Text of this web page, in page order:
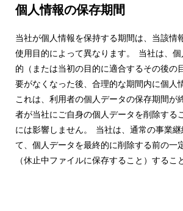
個人情報の保存期間
当社が個人情報を保持する期間は、当該情
使用目的によって異なります。 当社は、個
的（または当初の目的に適合するその後の
要がなくなった後、合理的な期間内に個人
これは、利用者の個人データの保存期間が
者が当社にご自身の個人データを削除する
には影響しません。 当社は、通常の事業
て、個人データを最終的に削除する前の一
（休止中ファイルに保存すること）するこ